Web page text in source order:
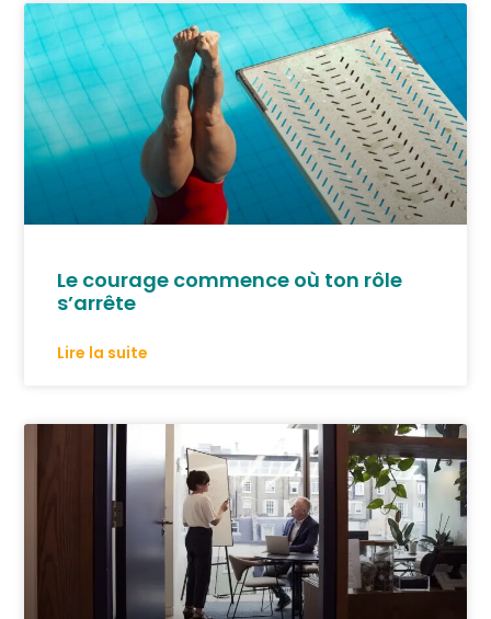
Le courage commence où ton rôle
s’arrête
Lire la suite